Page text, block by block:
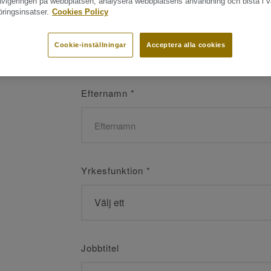
Namn
Efternamn *
Yrkesfunktion *
Jobbtitel
Cookies Policy
Acceptera alla cookies
Cookie-inställningar